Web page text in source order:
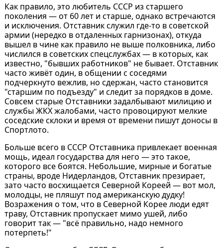
Как правило, это любитель СССР из старшего
поколения — от 60 лет и старше, однако встречаются
и исключения. Отставник служил где-то в советской
армии (нередко в отдаленных гарнизонах), откуда
вышел в чине как правило не выше полковника, либо
числился в советских спецслужбах — в которых, как
известно, "бывших работников" не бывает. Отставник
часто живёт один, в общении с соседями
подчеркнуто вежлив, но сдержан, часто становится
"старшим по подъезду" и следит за порядков в доме.
Совсем старые Отставники задалбывают милицию и
службы ЖКХ жалобами, часто провоцируют мелкие
соседские склоки и время от времени пишут доносы в
Спортлото.
Больше всего в СССР Отставника привлекает военная
мощь, идеал государства для него — это такое,
которого все боятся. Небольшие, мирные и богатые
страны, вроде Нидерландов, Отставник презирает,
зато часто восхищается Северной Кореей — вот мол,
молодцы, не пляшут под американскую дудку!
Возражения о том, что в Северной Корее люди едят
траву, Отставник пропускает мимо ушей, либо
говорит так — "всё правильно, надо немного
потерпеть!"